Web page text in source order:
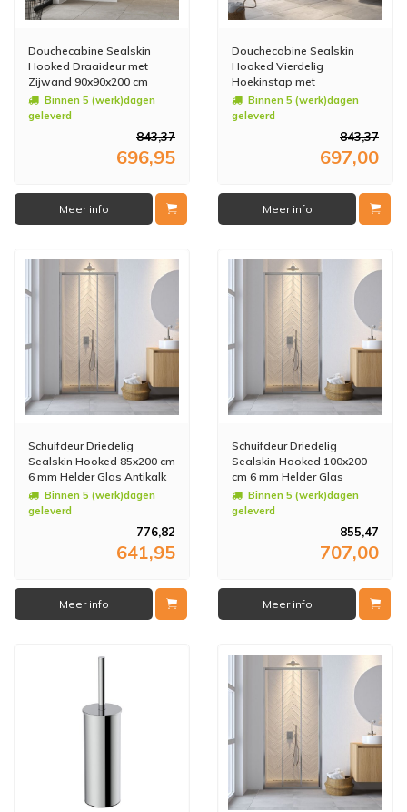
Douchecabine Sealskin
Hooked Draaideur met
Zijwand 90x90x200 cm
Helder Glas Mat Zwart
Binnen 5 (werk)dagen
geleverd
843,37
696,95
Meer info
Douchecabine Sealskin
Hooked Vierdelig
Hoekinstap met
Schuifdeuren 90x90x200 cm
6 mm Helder Glas Zilver
Binnen 5 (werk)dagen
geleverd
843,37
697,00
Meer info
Schuifdeur Driedelig
Sealskin Hooked 85x200 cm
6 mm Helder Glas Antikalk
ZilverBinnen 5 (werk)dagen
geleverd
776,82
641,95
Meer info
Schuifdeur Driedelig
Sealskin Hooked 100x200
cm 6 mm Helder Glas
Antikalk Zilver
Binnen 5 (werk)dagen
geleverd
855,47
707,00
Meer info